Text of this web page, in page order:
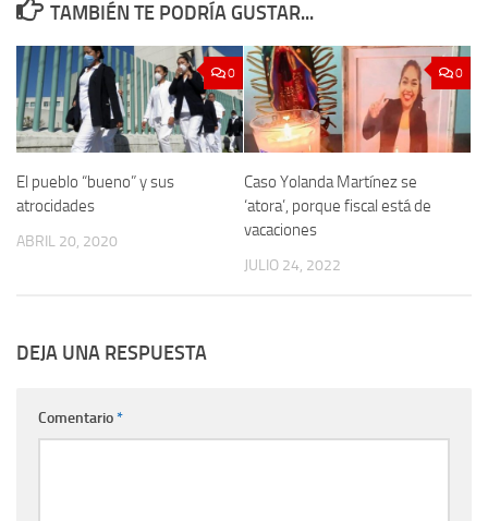
TAMBIÉN TE PODRÍA GUSTAR...
0
El pueblo “bueno” y sus
atrocidades
ABRIL 20, 2020
0
Caso Yolanda Martínez se
‘atora’, porque fiscal está de
vacaciones
JULIO 24, 2022
DEJA UNA RESPUESTA
Comentario*